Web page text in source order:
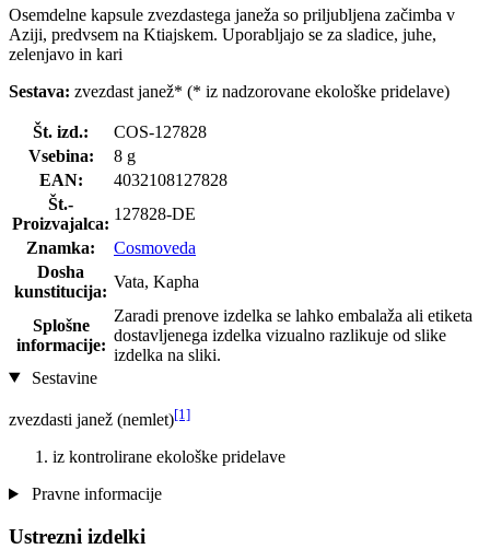
Osemdelne kapsule zvezdastega janeža so priljubljena začimba v
Aziji, predvsem na Ktiajskem. Uporabljajo se za sladice, juhe,
zelenjavo in kari
Sestava: zvezdast janež* (* iz nadzorovane ekološke pridelave)
Št. izd.:
COS-127828
Vsebina:
8 g
EAN:
4032108127828
Št.-
Proizvajalca:
127828-DE
Znamka:
Cosmoveda
Dosha
kunstitucija:
Vata, Kapha
Splošne
informacije:
Zaradi prenove izdelka se lahko embalaža ali etiketa
dostavljenega izdelka vizualno razlikuje od slike
izdelka na sliki.
Sestavine
zvezdasti janež (nemlet)[1]
iz kontrolirane ekološke pridelave
Pravne informacije
Ustrezni izdelki